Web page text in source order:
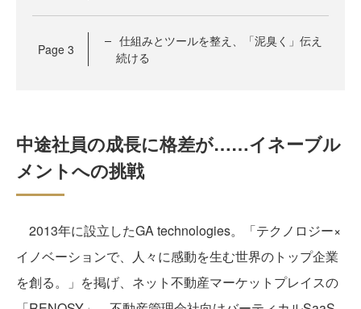
Page 3
仕組みとツールを整え、「泥臭く」伝え
続ける
中途社員の成長に格差が……イネーブル
メントへの挑戦
2013年に設立したGA technologies。「テクノロジー×
イノベーションで、人々に感動を生む世界のトップ企業
を創る。」を掲げ、ネット不動産マーケットプレイスの